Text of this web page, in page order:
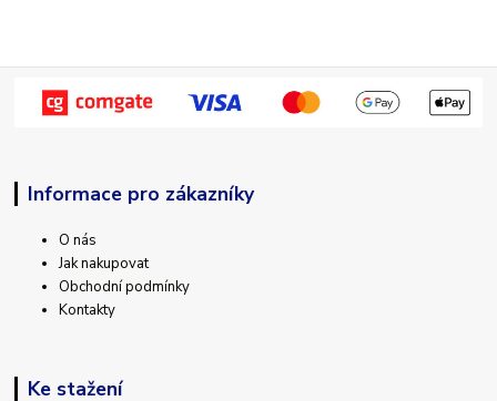
Informace pro zákazníky
O nás
Jak nakupovat
Obchodní podmínky
Kontakty
Ke stažení